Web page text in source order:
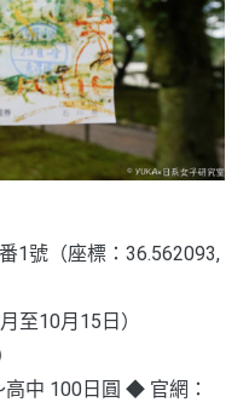
1號（座標：36.562093,
至10月15日）
中 100日圓 ◆ 官網：